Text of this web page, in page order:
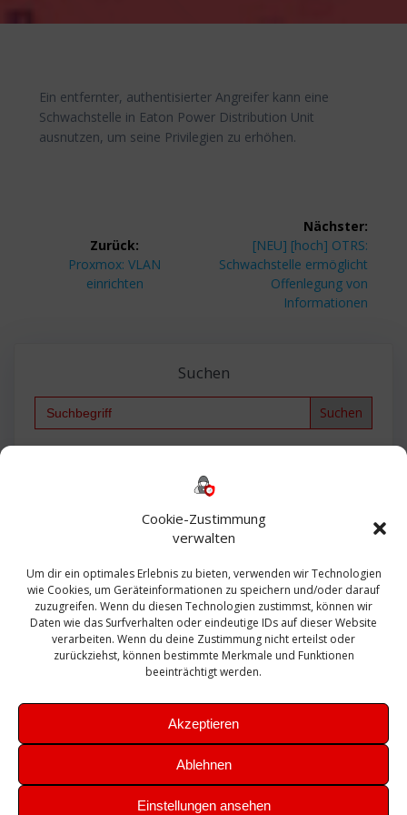
Cookie-Zustimmung
verwalten
Um dir ein optimales Erlebnis zu bieten, verwenden wir Technologien
wie Cookies, um Geräteinformationen zu speichern und/oder darauf
zuzugreifen. Wenn du diesen Technologien zustimmst, können wir
Daten wie das Surfverhalten oder eindeutige IDs auf dieser Website
verarbeiten. Wenn du deine Zustimmung nicht erteilst oder
zurückziehst, können bestimmte Merkmale und Funktionen
beeinträchtigt werden.
Akzeptieren
Ablehnen
Einstellungen ansehen
Ein entfernter, authentisierter Angreifer kann eine
Schwachstelle in Eaton Power Distribution Unit
ausnutzen, um seine Privilegien zu erhöhen.
Zurück:
Vorheriger
Beitrag:
Proxmox: VLAN
einrichten
Nächster:
Nächster
Beitrag:
[NEU] [hoch] OTRS:
Schwachstelle ermöglicht
Offenlegung von
Informationen
Suchen
Search
Bautagebuch
Exchange firewall Fritzbox
Microsoft
Sanierung SBS Security Server Sicherheit
Sicherung SIEM Sophos SSL Ubuntu
Update Upgrade UTM VCenter VCSA Veeam
VMWare VPN WAZUH Windows
Zertifikat